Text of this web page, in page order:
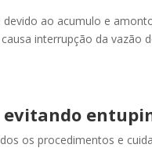
devido ao acumulo e
interrupção da vazão
os procedimentos e